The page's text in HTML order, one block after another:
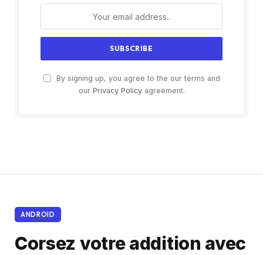
By signing up, you agree to the our terms and
our Privacy Policyagreement.
ANDROID
Corsez votre addition avec